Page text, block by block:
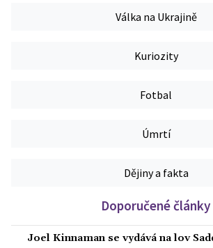
Válka na Ukrajině
Kuriozity
Fotbal
Úmrtí
Dějiny a fakta
Doporučené články
Joel Kinnaman se vydává na lov